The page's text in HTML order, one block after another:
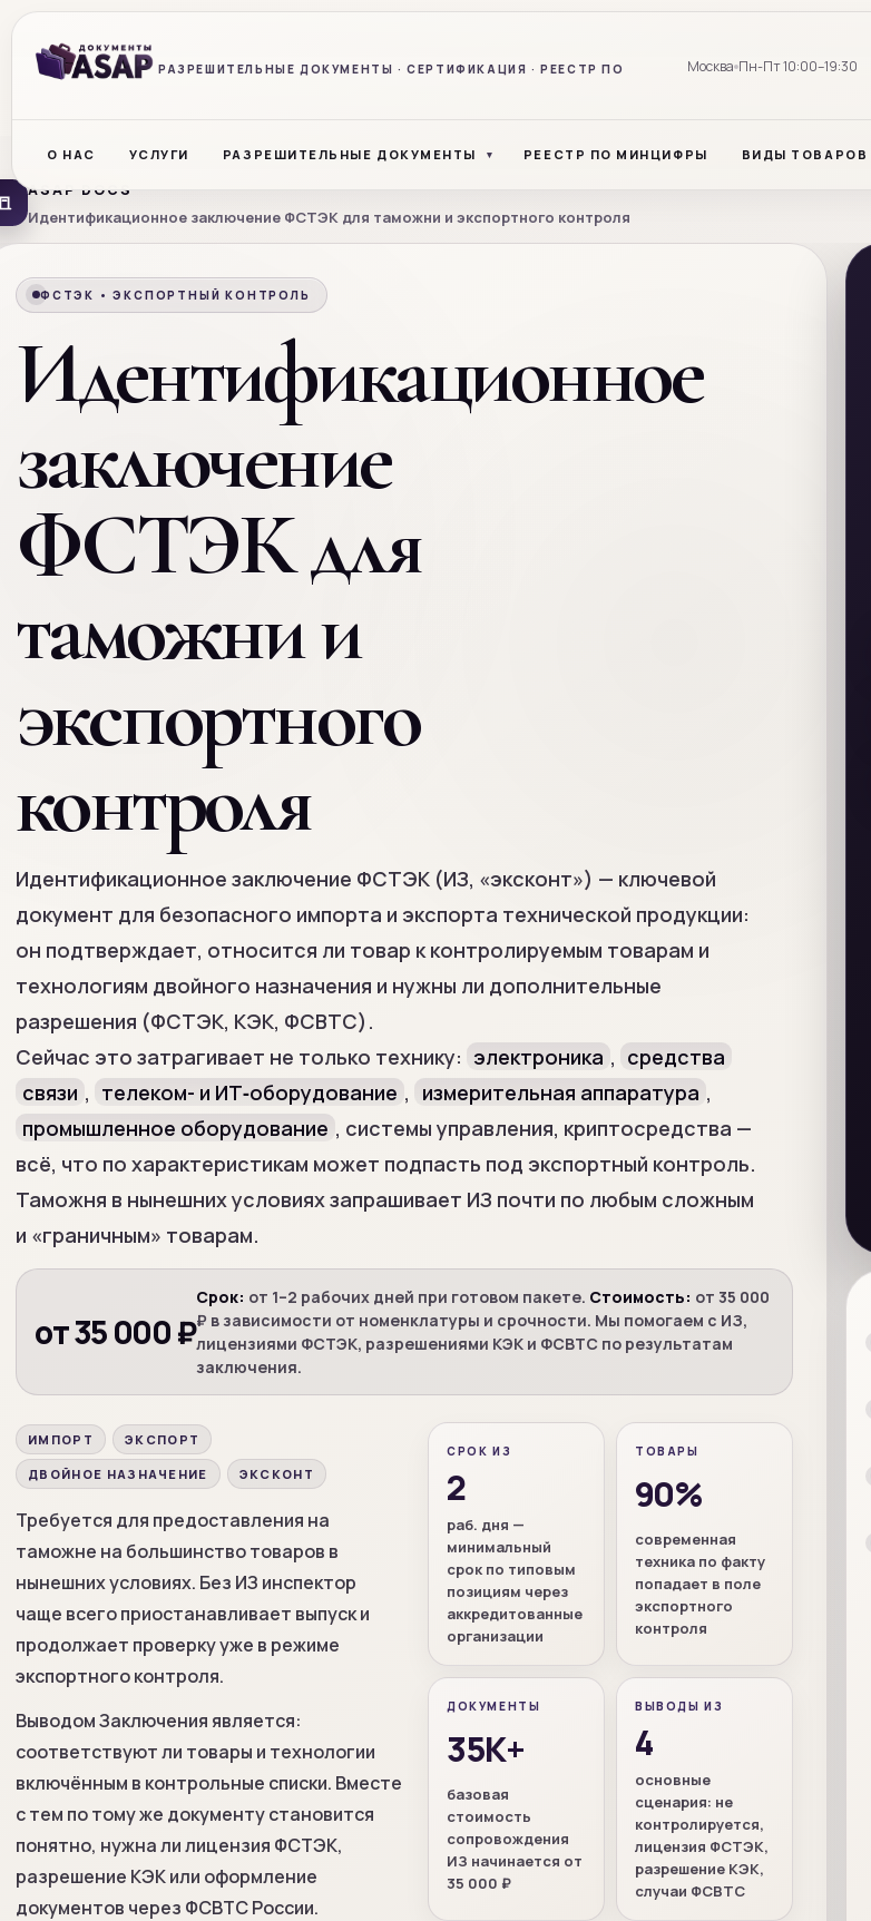
РАЗРЕШИТЕЛЬНЫЕ ДОКУМЕНТЫ · СЕРТИФИКАЦИЯ · РЕЕСТР ПО Москва Пн-Пт 10:00–19:30
О НАС УСЛУГИ РАЗРЕШИТЕЛЬНЫЕ ДОКУМЕНТЫ РЕЕСТР ПО МИНЦИФРЫ ВИДЫ ТОВАРОВ
ASAP DOCS
Идентификационное заключение ФСТЭК для таможни и экспортного контроля
ФСТЭК • ЭКСПОРТНЫЙ КОНТРОЛЬ
Идентификационное
заключение
ФСТЭК для
таможни и
экспортного
контроля
Идентификационное заключение ФСТЭК (ИЗ, «эксконт») — ключевой
документ для безопасного импорта и экспорта технической продукции:
он подтверждает, относится ли товар к контролируемым товарам и
технологиям двойного назначения и нужны ли дополнительные
разрешения (ФСТЭК, КЭК, ФСВТС).
Сейчас это затрагивает не только технику: электроника , средства
связи , телеком- и ИТ‑оборудование , измерительная аппаратура ,
промышленное оборудование , системы управления, криптосредства —
всё, что по характеристикам может подпасть под экспортный контроль.
Таможня в нынешних условиях запрашивает ИЗ почти по любым сложным
и «граничным» товарам.
от 35 000 ₽
Срок: от 1–2 рабочих дней при готовом пакете. Стоимость: от 35 000
₽ в зависимости от номенклатуры и срочности. Мы помогаем с ИЗ,
лицензиями ФСТЭК, разрешениями КЭК и ФСВТС по результатам
заключения.
ИМПОРТ ЭКСПОРТ
ДВОЙНОЕ НАЗНАЧЕНИЕ ЭКСКОНТ
Требуется для предоставления на
таможне на большинство товаров в
нынешних условиях. Без ИЗ инспектор
чаще всего приостанавливает выпуск и
продолжает проверку уже в режиме
экспортного контроля.
Выводом Заключения является:
соответствуют ли товары и технологии
включённым в контрольные списки. Вместе
с тем по тому же документу становится
понятно, нужна ли лицензия ФСТЭК,
разрешение КЭК или оформление
документов через ФСВТС России.
СРОК ИЗ
2
раб. дня —
минимальный
срок по типовым
позициям через
аккредитованные
организации
ТОВАРЫ
90%
современная
техника по факту
попадает в поле
экспортного
контроля
ДОКУМЕНТЫ
35К+
базовая
стоимость
сопровождения
ИЗ начинается от
35 000 ₽
ВЫВОДЫ ИЗ
4
основные
сценария: не
контролируется,
лицензия ФСТЭК,
разрешение КЭК,
случаи ФСВТС